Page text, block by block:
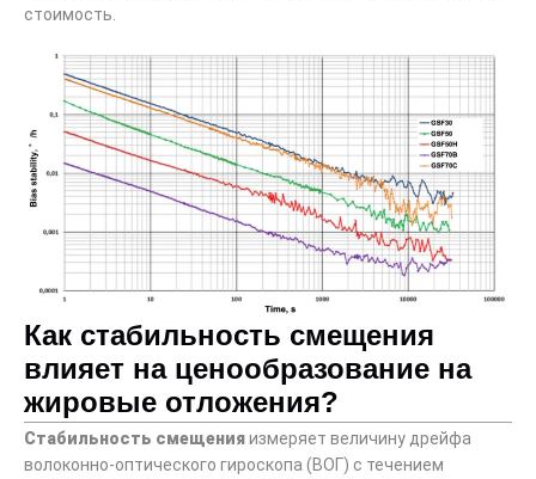
стоимость.
Как стабильность смещения
влияет на ценообразование на
жировые отложения?
Стабильность смещенияизмеряет величину дрейфа
волоконно-оптического гироскопа (ВОГ) с течением